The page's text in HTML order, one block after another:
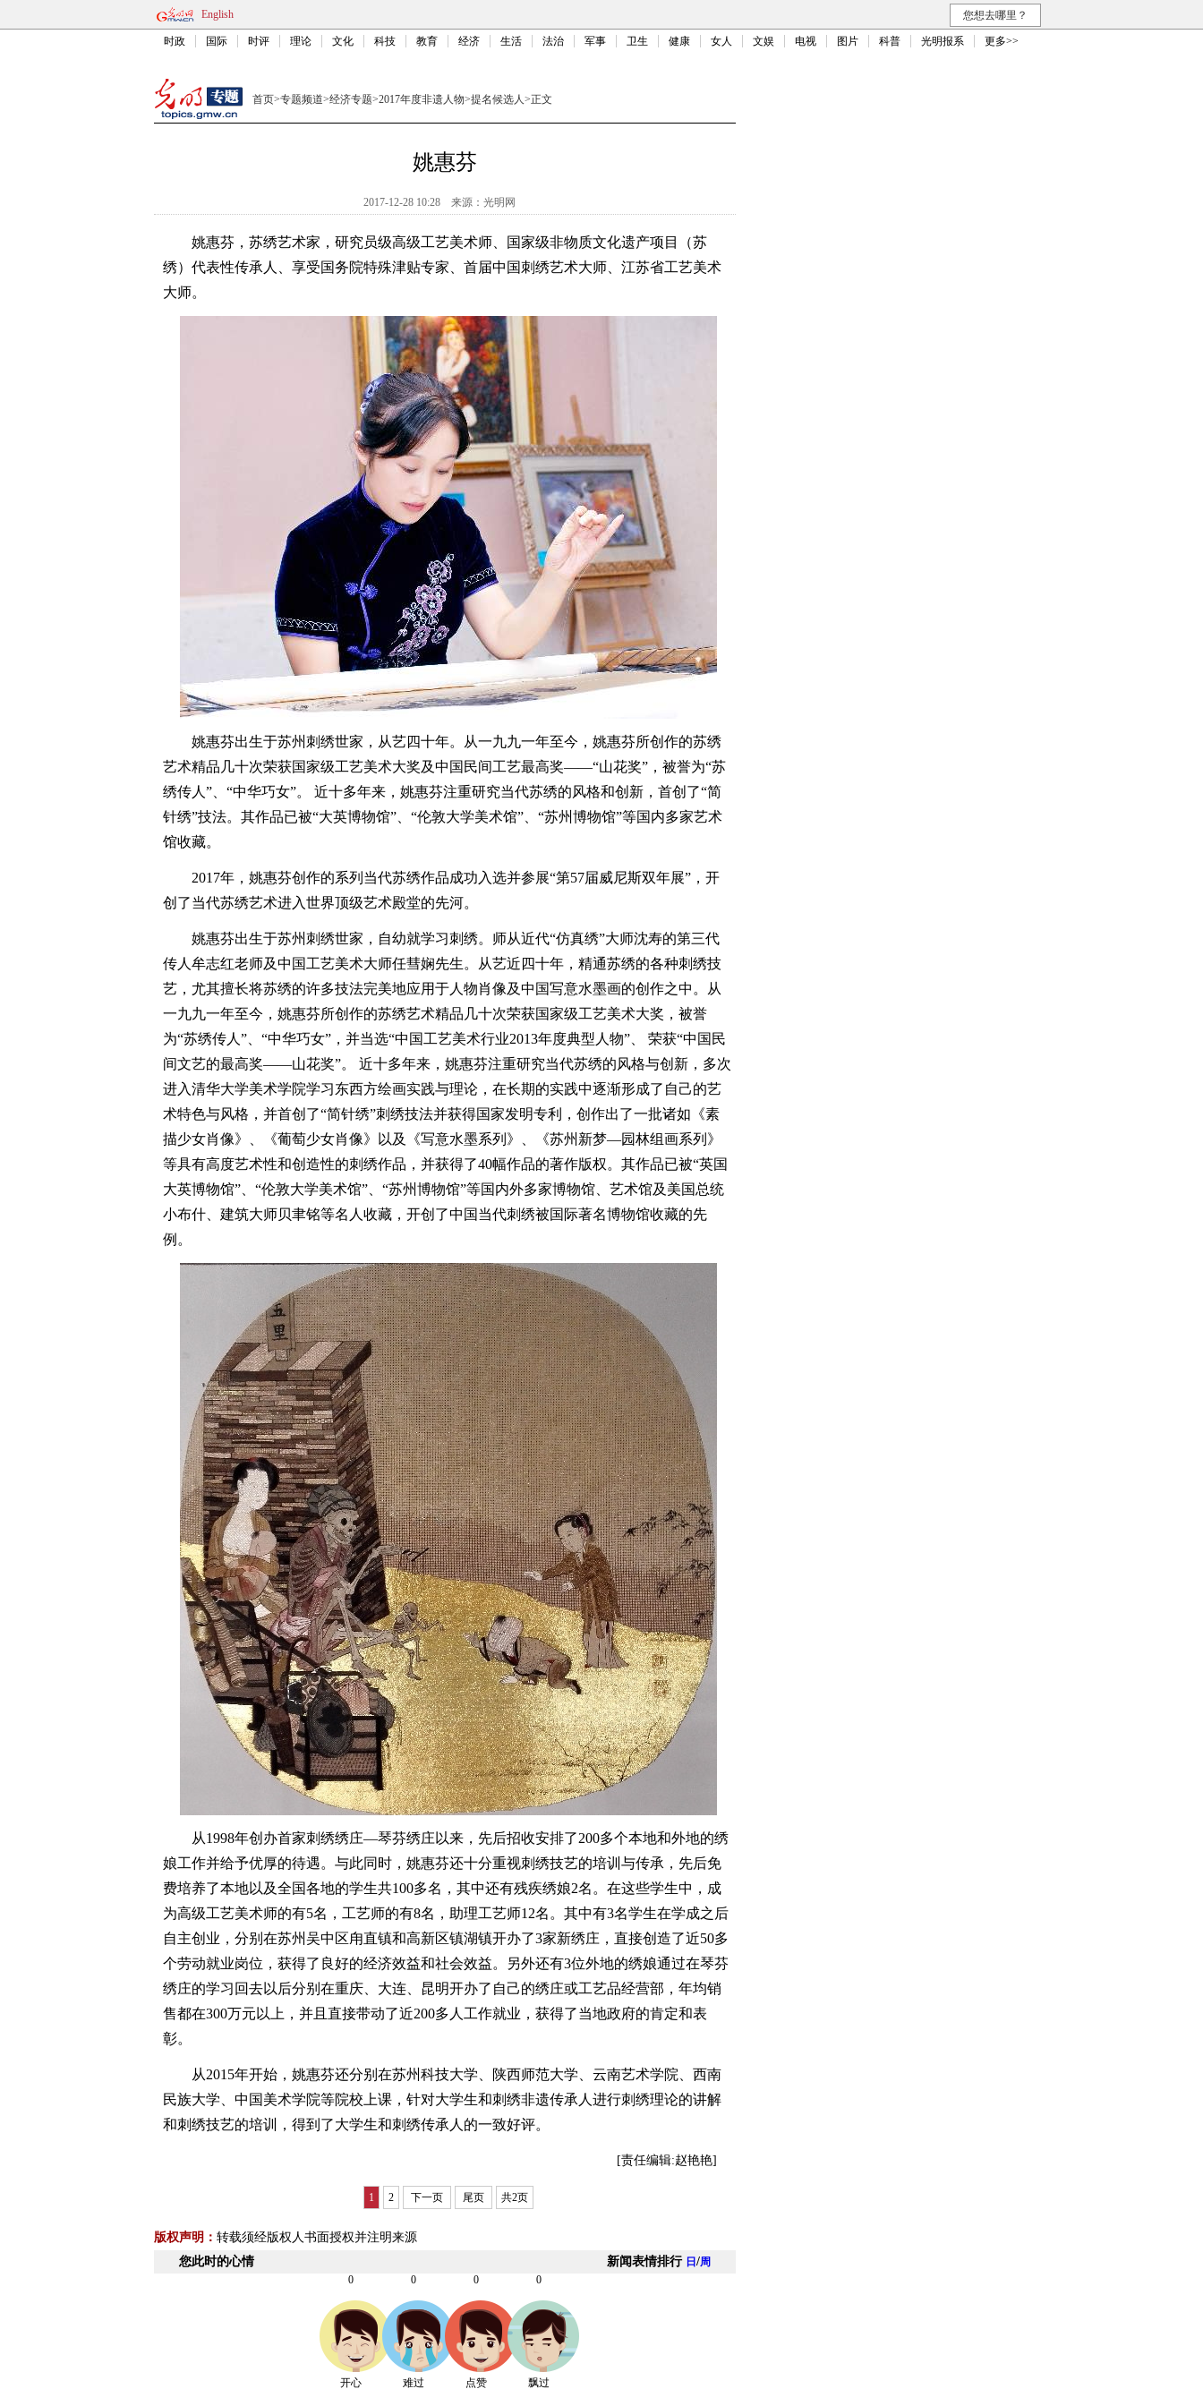
English 您想去哪里？
时政 国际 时评 理论 文化 科技 教育 经济 生活 法治 军事 卫生 健康 女人 文娱 电视 图片 科普 光明报系 更多>>
首页>专题频道>经济专题>2017年度非遗人物>提名候选人>正文
姚惠芬
2017-12-28 10:28 来源： 光明网
姚惠芬，苏绣艺术家，研究员级高级工艺美术师、国家级非物质文化遗产项目（苏
绣）代表性传承人、享受国务院特殊津贴专家、首届中国刺绣艺术大师、江苏省工艺美术
大师。
姚惠芬出生于苏州刺绣世家，从艺四十年。从一九九一年至今，姚惠芬所创作的苏绣
艺术精品几十次荣获国家级工艺美术大奖及中国民间工艺最高奖——“山花奖”，被誉为“苏
绣传人”、“中华巧女”。 近十多年来，姚惠芬注重研究当代苏绣的风格和创新，首创了“简
针绣”技法。其作品已被“大英博物馆”、“伦敦大学美术馆”、“苏州博物馆”等国内多家艺术
馆收藏。
2017年，姚惠芬创作的系列当代苏绣作品成功入选并参展“第57届威尼斯双年展”，开
创了当代苏绣艺术进入世界顶级艺术殿堂的先河。
姚惠芬出生于苏州刺绣世家，自幼就学习刺绣。师从近代“仿真绣”大师沈寿的第三代
传人牟志红老师及中国工艺美术大师任彗娴先生。从艺近四十年，精通苏绣的各种刺绣技
艺，尤其擅长将苏绣的许多技法完美地应用于人物肖像及中国写意水墨画的创作之中。从
一九九一年至今，姚惠芬所创作的苏绣艺术精品几十次荣获国家级工艺美术大奖，被誉
为“苏绣传人”、“中华巧女”，并当选“中国工艺美术行业2013年度典型人物”、 荣获“中国民
间文艺的最高奖——山花奖”。 近十多年来，姚惠芬注重研究当代苏绣的风格与创新，多次
进入清华大学美术学院学习东西方绘画实践与理论，在长期的实践中逐渐形成了自己的艺
术特色与风格，并首创了“简针绣”刺绣技法并获得国家发明专利，创作出了一批诸如《素
描少女肖像》、《葡萄少女肖像》以及《写意水墨系列》、《苏州新梦—园林组画系列》
等具有高度艺术性和创造性的刺绣作品，并获得了40幅作品的著作版权。其作品已被“英国
大英博物馆”、“伦敦大学美术馆”、“苏州博物馆”等国内外多家博物馆、艺术馆及美国总统
小布什、建筑大师贝聿铭等名人收藏，开创了中国当代刺绣被国际著名博物馆收藏的先
例。
从1998年创办首家刺绣绣庄—琴芬绣庄以来，先后招收安排了200多个本地和外地的绣
娘工作并给予优厚的待遇。与此同时，姚惠芬还十分重视刺绣技艺的培训与传承，先后免
费培养了本地以及全国各地的学生共100多名，其中还有残疾绣娘2名。在这些学生中，成
为高级工艺美术师的有5名，工艺师的有8名，助理工艺师12名。其中有3名学生在学成之后
自主创业，分别在苏州吴中区甪直镇和高新区镇湖镇开办了3家新绣庄，直接创造了近50多
个劳动就业岗位，获得了良好的经济效益和社会效益。另外还有3位外地的绣娘通过在琴芬
绣庄的学习回去以后分别在重庆、大连、昆明开办了自己的绣庄或工艺品经营部，年均销
售都在300万元以上，并且直接带动了近200多人工作就业，获得了当地政府的肯定和表
彰。
从2015年开始，姚惠芬还分别在苏州科技大学、陕西师范大学、云南艺术学院、西南
民族大学、中国美术学院等院校上课，针对大学生和刺绣非遗传承人进行刺绣理论的讲解
和刺绣技艺的培训，得到了大学生和刺绣传承人的一致好评。
[责任编辑:赵艳艳]
1 2 下一页 尾页 共2页
版权声明： 转载须经版权人书面授权并注明来源
您此时的心情
新闻表情排行 日 /周
0
开心
0
难过
0
点赞
0
飘过